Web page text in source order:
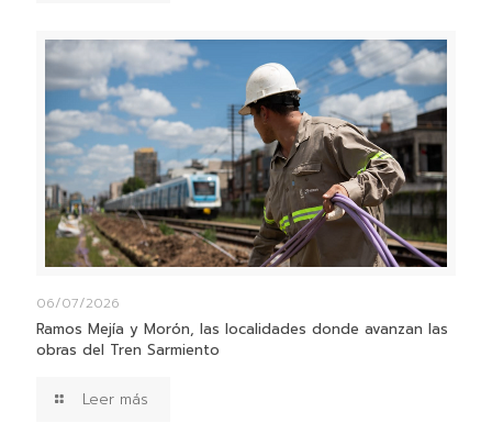
06/07/2026
Ramos Mejía y Morón, las localidades donde avanzan las
obras del Tren Sarmiento
Leer más